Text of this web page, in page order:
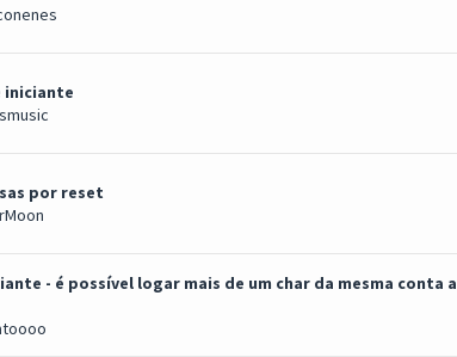
iniciante
de 5 em média
12345
por reset
de 5 em média
123 5
- é possível logar mais de um char da mesma conta
de 5 em média